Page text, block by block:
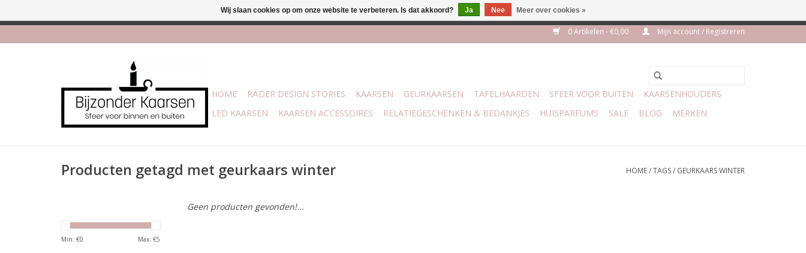
0 Artikelen - €0,00 Mijn account / Registreren
HOME RÄDER DESIGN STORIES KAARSEN GEURKAARSEN TAFELHAARDEN SFEER VOOR BUITEN
KAARSENHOUDERS
LED KAARSEN
KAARSEN ACCESSOIRES RELATIEGESCHENKEN & BEDANKJES HUISPARFUMS SALE BLOG MERKEN
Producten getagd met geurkaars winter HOME/TAGS/ GEURKAARS WINTER
Min: €0 Max: €5
Geen producten gevonden!...
Wij slaan cookies op om onze website te verbeteren. Is dat akkoord? Ja Nee Meer over cookies »
Afhalen is mogelijk bij Trotz Woon & Cadeau | Belvederelaan 107 Zwolle | boven de 70 euro geen verzendkosten